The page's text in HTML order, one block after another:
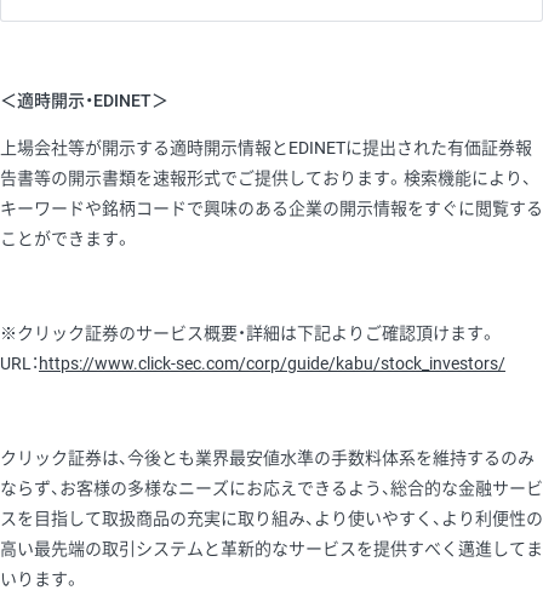
＜適時開示・EDINET＞
上場会社等が開示する適時開示情報とEDINETに提出された有価証券報
告書等の開示書類を速報形式でご提供しております。検索機能により、
キーワードや銘柄コードで興味のある企業の開示情報をすぐに閲覧する
ことができます。
※クリック証券のサービス概要・詳細は下記よりご確認頂けます。
URL：https://www.click-sec.com/corp/guide/kabu/stock_investors/
クリック証券は、今後とも業界最安値水準の手数料体系を維持するのみ
ならず、お客様の多様なニーズにお応えできるよう、総合的な金融サービ
スを目指して取扱商品の充実に取り組み、より使いやすく、より利便性の
高い最先端の取引システムと革新的なサービスを提供すべく邁進してま
いります。